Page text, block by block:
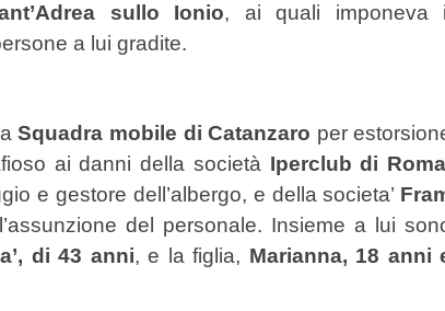
sullo Ionio, ai quali imponeva il
a lui gradite.
Squadra mobile di Catanzaro per
ai danni della società Iperclub di
e gestore dell’albergo, e della societa’
del personale. Insieme a lui
di 43 anni, e la figlia, Marianna, 18 anni